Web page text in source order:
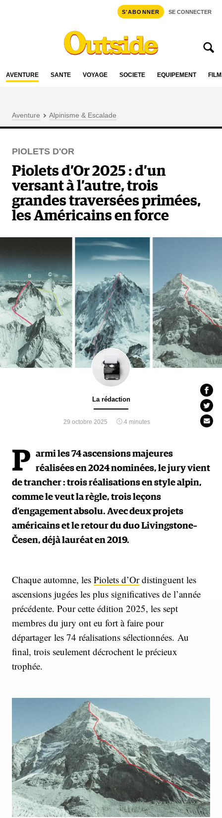
S'ABONNER SE CONNECTER
AVENTURE SANTÉ VOYAGE SOCIÉTÉ ÉQUIPEMENT
Aventure Alpinisme & Escalade
PIOLETS D'OR
Piolets d’Or 2025 : d’un
versant à l’autre, trois
grandes traversées primées,
les Américains en force
La rédaction
29 octobre 2025 4 minutes
P armi les 74 ascensions majeures
réalisées en 2024 nominées, le jury vient
de trancher : trois réalisations en style alpin,
comme le veut la règle, trois leçons
d’engagement absolu. Avec deux projets
américains et le retour du duo Livingstone–
Česen, déjà lauréat en 2019.
Chaque automne, les Piolets d’Ordistinguent les
ascensions jugées les plus significatives de l’année
précédente. Pour cette édition 2025, les sept
membres du jury ont eu fort à faire pour
départager les 74 réalisations sélectionnées. Au
final, trois seulement décrochent le précieux
trophée.